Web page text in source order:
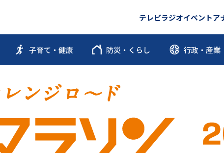
テレビラジオイベントア
子育て・健康 防災・くらし 行政・産業